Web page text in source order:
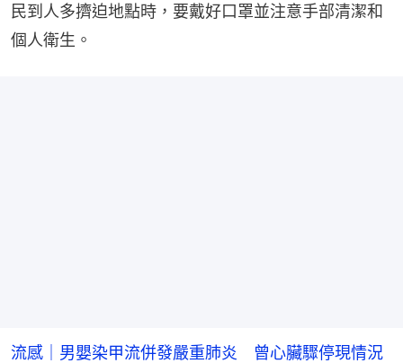
民到人多擠迫地點時，要戴好口罩並注意手部清潔和
個人衛生。
流感｜男嬰染甲流併發嚴重肺炎 曾心臟驟停現情況